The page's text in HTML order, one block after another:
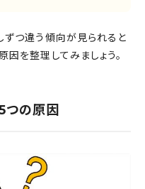
ずつ違う傾向が見られると
因を整理してみましょう。
つの原因